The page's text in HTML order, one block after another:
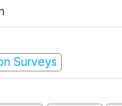
Surveys